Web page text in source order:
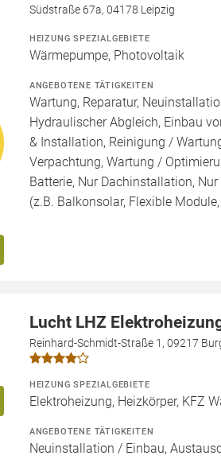
Südstraße 67a, 04178 Leipzig
HEIZUNG SPEZIALGEBIETE
Wärmepumpe, Photovoltaik
ANGEBOTENE TÄTIGKEITEN
Wartung, Reparatur,
Hydraulischer Abgleich, Einbau
& Installation, Reinigung /
Verpachtung, Wartung /
Batterie, Nur Dachinstallation,
(z.B. Balkonsolar, Flexible
Lucht LHZ
Reinhard-Schmidt-Straße 1, 09217
HEIZUNG SPEZIALGEBIETE
Elektroheizung, Heizkörper, KFZ
ANGEBOTENE TÄTIGKEITEN
Neuinstallation / Einbau,